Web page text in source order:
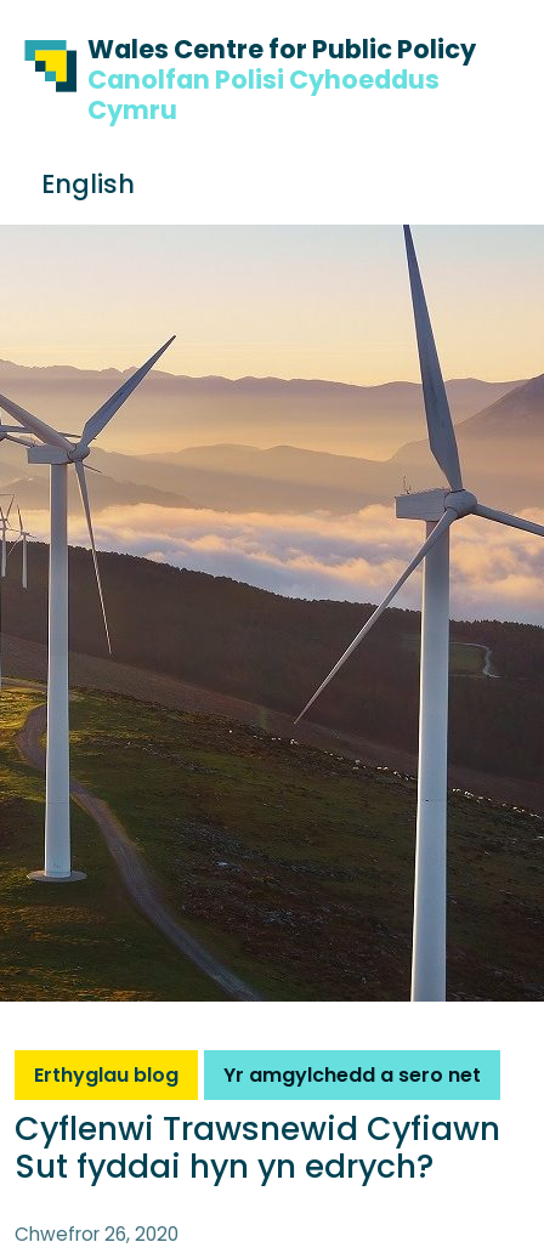
Wales Centre for Public Policy
Canolfan Polisi Cyhoeddus
Cymru
English
h
Erthyglau blog Yr amgylchedd a sero net
Cyflenwi Trawsnewid Cyfiawn
Sut fyddai hyn yn edrych?
Chwefror 26, 2020